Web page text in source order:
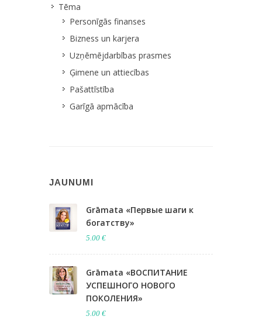
Tēma
Personīgās finanses
Bizness un karjera
Uzņēmējdarbības prasmes
Ģimene un attiecības
Pašattīstība
Garīgā apmācība
JAUNUMI
Grāmata «Первые шаги к
богатству»
5.00 €
Grāmata «ВОСПИТАНИЕ
УСПЕШНОГО НОВОГО
ПОКОЛЕНИЯ​»
5.00 €